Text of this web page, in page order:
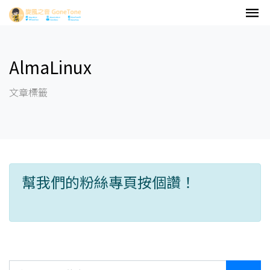
AlmaLinux
文章標籤
幫我們的粉絲專頁按個讚！